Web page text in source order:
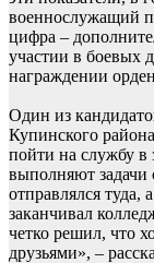
военнослужащий
цифра –
участии в боевых
награждении
Один из
Купинского
пойти на службу
выполняют задачи
отправлялся туда,
заканчивал
четко решил, что
друзьями», –